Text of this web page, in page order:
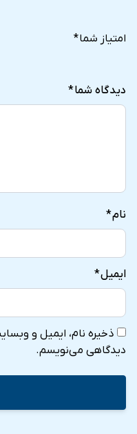
امتیاز شما*
دیدگاه شما*
نام*
ایمیل*
ذخیره نام، ایمیل و
دیدگاهی می‌نویسم.